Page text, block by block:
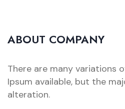
ABOUT COMPANY
There are many variations
Ipsum available, but the
alteration.